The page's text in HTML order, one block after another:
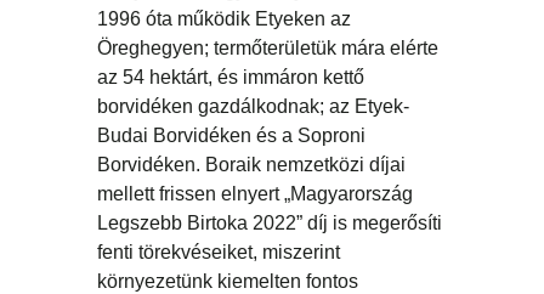
1996 óta működik Etyeken az
Öreghegyen; termőterületük mára elérte
az 54 hektárt, és immáron kettő
borvidéken gazdálkodnak; az Etyek-
Budai Borvidéken és a Soproni
Borvidéken. Boraik nemzetközi díjai
mellett frissen elnyert „Magyarország
Legszebb Birtoka 2022” díj is megerősíti
fenti törekvéseiket, miszerint
környezetünk kiemelten fontos